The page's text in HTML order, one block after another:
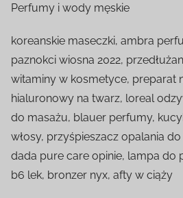
Perfumy i wody męskie
koreanskie maseczki, ambra
paznokci wiosna 2022,
witaminy w kosmetyce, preparat
hialuronowy na twarz, loreal
do masażu, blauer perfumy,
włosy, przyśpieszacz opalania
dada pure care opinie, lampa do
b6 lek, bronzer nyx, afty w ciąży